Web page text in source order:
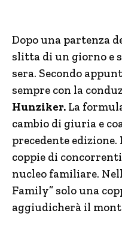
Dopo una partenza
slitta di un giorno e
sera. Secondo
sempre con la
Hunziker. La
cambio di giuria e
precedente
coppie di
nucleo familiare.
Family” solo una
aggiudicherà il